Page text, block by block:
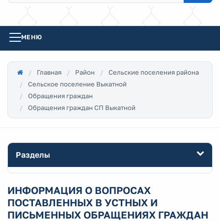
МЕНЮ
Главная Район
Сельские поселения района
Сельское поселение Выкатной
Обращения граждан
Обращения граждан СП Выкатной
Разделы
ИНФОРМАЦИЯ О ВОПРОСАХ
ПОСТАВЛЕННЫХ В УСТНЫХ И
ПИСЬМЕННЫХ ОБРАЩЕНИЯХ ГРАЖДАН